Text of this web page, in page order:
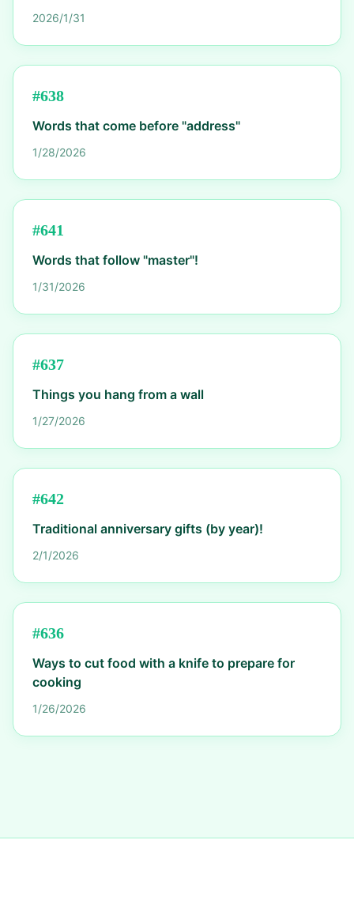
2026/1/31
#638
Words that come before "address"
1/28/2026
#641
Words that follow "master"!
1/31/2026
#637
Things you hang from a wall
1/27/2026
#642
Traditional anniversary gifts (by year)!
2/1/2026
#636
Ways to cut food with a knife to prepare for
cooking
1/26/2026